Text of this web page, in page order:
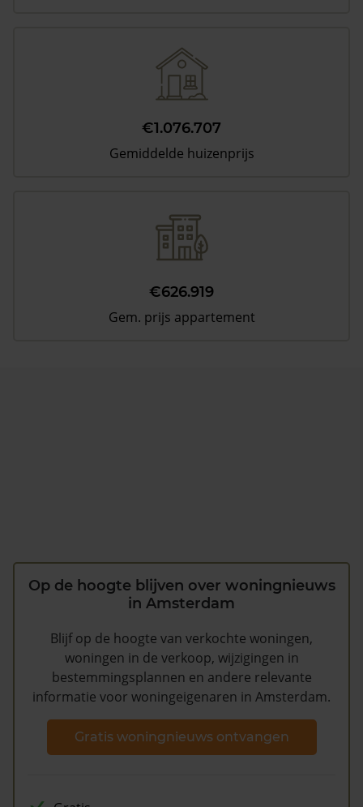
€1.076.707
Gemiddelde huizenprijs
€626.919
Gem. prijs appartement
Op de hoogte blijven over woningnieuws
in Amsterdam
Blijf op de hoogte van verkochte woningen,
woningen in de verkoop, wijzigingen in
bestemmingsplannen en andere relevante
informatie voor woningeigenaren in Amsterdam.
Gratis woningnieuws ontvangen